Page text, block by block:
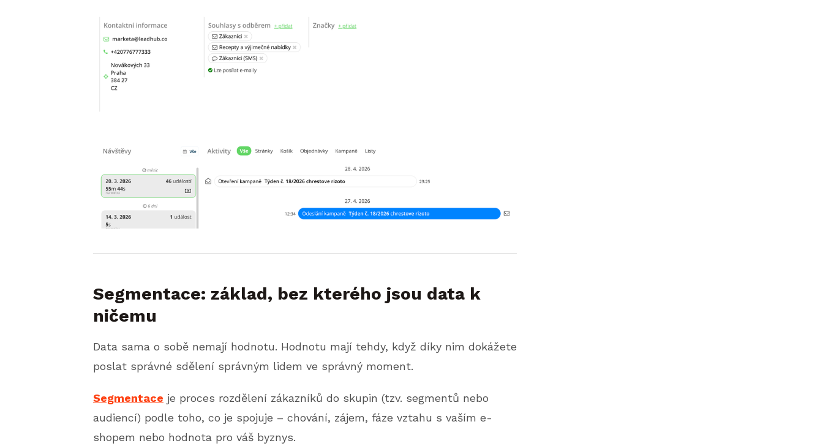
Segmentace: základ, bez kterého jsou data k
ničemu
Data sama o sobě nemají hodnotu. Hodnotu mají tehdy, když díky nim dokážete
poslat správné sdělení správným lidem ve správný moment.
Segmentace je proces rozdělení zákazníků do skupin (tzv. segmentů nebo
audiencí) podle toho, co je spojuje – chování, zájem, fáze vztahu s vaším e-
shopem nebo hodnota pro váš byznys.